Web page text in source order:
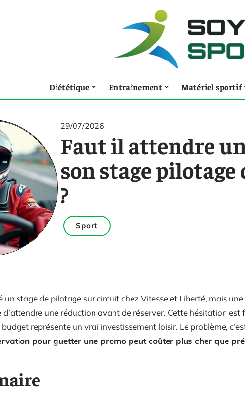
Diététique Entraînement Matériel sportif
29/07/2026
Faut il attendre
son stage
?
Sport
un stage de pilotage sur circuit chez Vitesse et Liberté, mais
une réduction avant de réserver. Cette hésitation est
représente un vrai investissement loisir. Le problème,
pour guetter une promo peut coûter plus cher que